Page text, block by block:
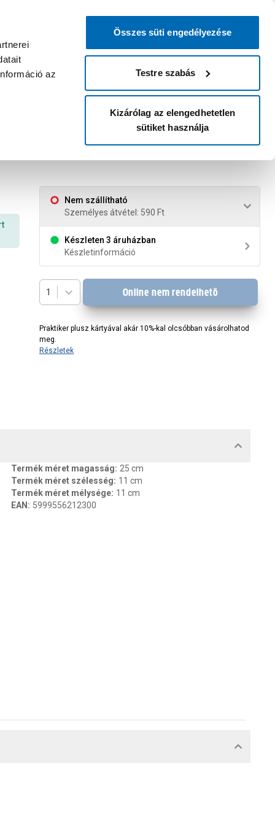
az
Összes süti engedélyezése
Testre szabás
Kizárólag az elengedhetetlen
sütiket használja
bejelentkezni?
Belépés Listáim
Áruházak és szolgáltatások
Nem szállítható
Személyes átvétel: 590 Ft
Készleten 3 áruházban
Készletinformáció
1 Online nem rendelhető
Praktiker plusz kártyával akár 10%-kal olcsóbban vásárolhatod
meg.
Részletek
Termék méret magasság: 25 cm
Termék méret szélesség: 11 cm
Termék méret mélysége: 11 cm
EAN : 5999556212300